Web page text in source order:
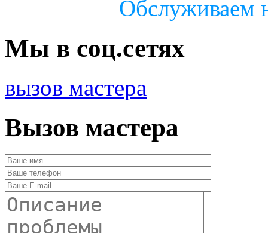
Обслуживаем
Мы в соц.сетях
вызов мастера
Вызов мастера